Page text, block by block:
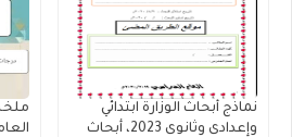
نماذج أبحاث الوزارة ابتدائي
وإعدادى وثانوى 2023، أبحاث